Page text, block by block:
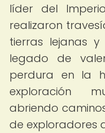
líder del
realizaron
tierras lejanas
legado de
perdura en la
exploración
abriendo
de exploradores